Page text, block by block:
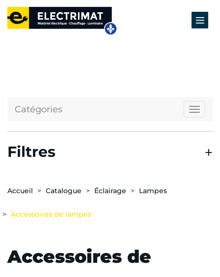
Catégories
Filtres
Accueil Catalogue Éclairage Lampes
Accessoires de lampes
Accessoires de